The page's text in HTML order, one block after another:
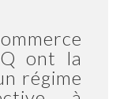
ont la
régime